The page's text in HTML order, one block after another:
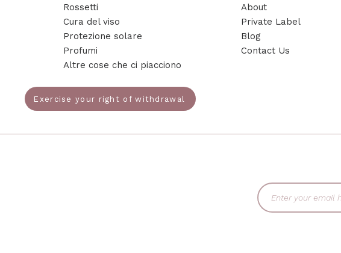
Rossetti
Cura del viso
Protezione solare
Profumi
Altre cose che ci piacciono
Exercise your right of withdrawal
About
Private Label
Blog
Contact Us